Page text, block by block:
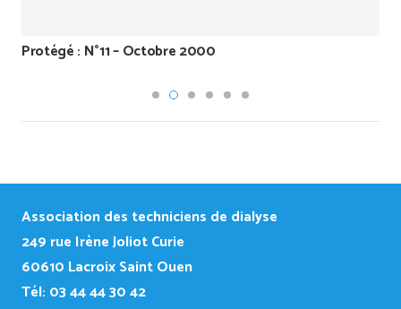
Protégé : N°11 – Octobre 2000
Association des techniciens de dialyse
249 rue Irène Joliot Curie
60610 Lacroix Saint Ouen
Tél: 03 44 44 30 42